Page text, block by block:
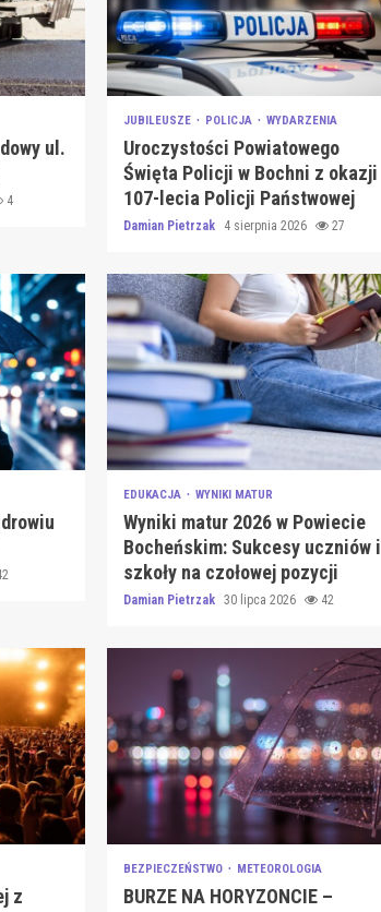
ul.
4
JUBILEUSZE POLICJA WYDARZENIA
Uroczystości Powiatowego
Święta Policji w Bochni z okazji
107-lecia Policji Państwowej
Damian Pietrzak 4 sierpnia 2026 27
EDUKACJA WYNIKI MATUR
Wyniki matur 2026 w Powiecie
Bocheńskim: Sukcesy uczniów i
szkoły na czołowej pozycji
Damian Pietrzak 30 lipca 2026 42
z
BEZPIECZEŃSTWO METEOROLOGIA
BURZE NA HORYZONCIE –